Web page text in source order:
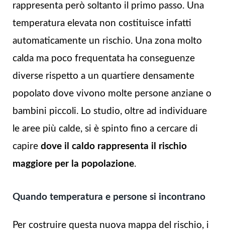
rappresenta però soltanto il primo passo. Una
temperatura elevata non costituisce infatti
automaticamente un rischio. Una zona molto
calda ma poco frequentata ha conseguenze
diverse rispetto a un quartiere densamente
popolato dove vivono molte persone anziane o
bambini piccoli. Lo studio, oltre ad individuare
le aree più calde, si è spinto fino a cercare di
capire dove il caldo rappresenta il rischio
maggiore per la popolazione.
Quando temperatura e persone si incontrano
Per costruire questa nuova mappa del rischio, i